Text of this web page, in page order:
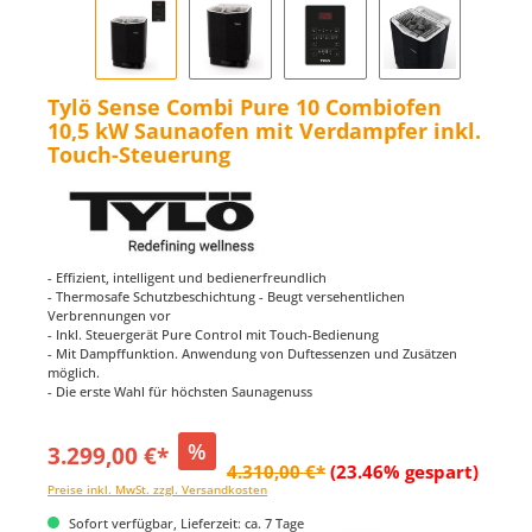
Tylö Sense Combi Pure 10 Combiofen
10,5 kW Saunaofen mit Verdampfer inkl.
Touch-Steuerung
- Effizient, intelligent und bedienerfreundlich
- Thermosafe Schutzbeschichtung - Beugt versehentlichen
Verbrennungen vor
- Inkl. Steuergerät Pure Control mit Touch-Bedienung
- Mit Dampffunktion. Anwendung von Duftessenzen und Zusätzen
möglich.
- Die erste Wahl für höchsten Saunagenuss
3.299,00 €* %
4.310,00 €* (23.46% gespart)
Preise inkl. MwSt. zzgl. Versandkosten
Sofort verfügbar, Lieferzeit: ca. 7 Tage